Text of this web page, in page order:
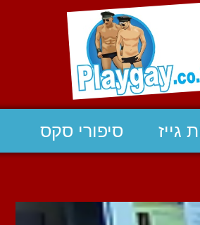
גייז סיפורי סקס